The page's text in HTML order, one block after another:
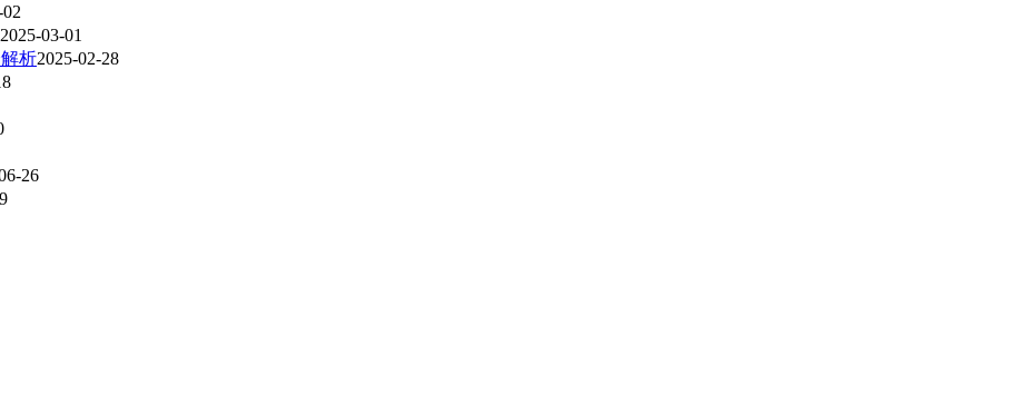
2025-03-01
析2025-02-28
26